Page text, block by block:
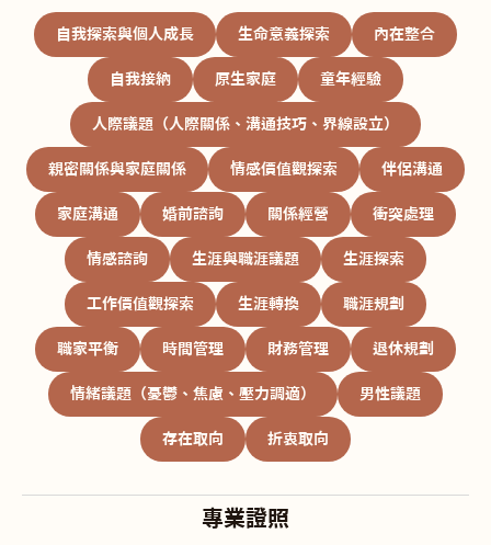
自我探索與個人成長 生命意義探索 內在整合
自我接納 原生家庭 童年經驗
人際議題（人際關係、溝通技巧、界線設立）
親密關係與家庭關係 情感價值觀探索 伴侶溝通
家庭溝通 婚前諮詢 關係經營 衝突處理
情感諮詢 生涯與職涯議題 生涯探索
工作價值觀探索 生涯轉換 職涯規劃
職家平衡 時間管理 財務管理 退休規劃
情緒議題（憂鬱、焦慮、壓力調適） 男性議題
存在取向 折衷取向
專業證照